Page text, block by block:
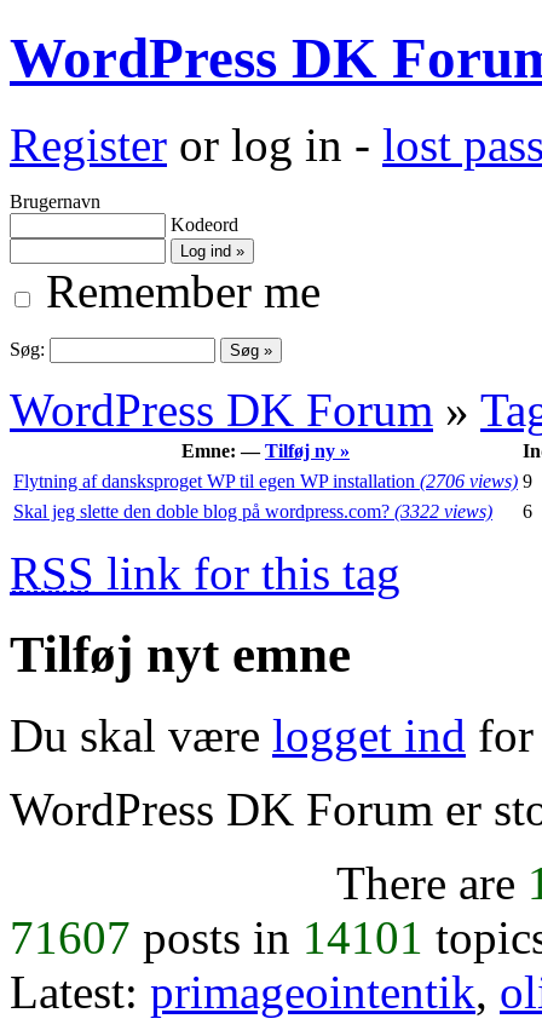
WordPress DK
Register or log in - lost
Brugernavn
Kodeord
Remember me
Søg:
WordPress DK Forum »
Emne: —Tilføj ny »
Flytning af dansksproget WP til egen WP installation (2706 views) 9
Skal jeg slette den doble blog på wordpress.com? (3322 views) 6
RSS link for this tag
Tilføj nyt emne
Du skal være logget ind for
WordPress DK Forum er
There are
71607 posts in 14101
Latest: primageointentik,